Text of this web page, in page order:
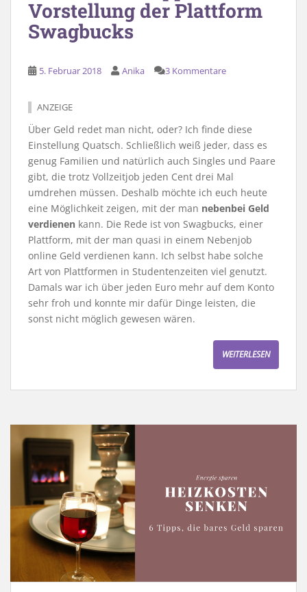
Vorstellung der Plattform
Swagbucks
5. Februar 2018 Anika 3 Kommentare
ANZEIGE
Über Geld redet man nicht, oder? Ich finde diese
Einstellung Quatsch. Schließlich weiß jeder, dass es
genug Familien und natürlich auch Singles und Paare
gibt, die trotz Vollzeitjob jeden Cent drei Mal
umdrehen müssen. Deshalb möchte ich euch heute
eine Möglichkeit zeigen, mit der man nebenbei Geld
verdienen kann. Die Rede ist von Swagbucks, einer
Plattform, mit der man quasi in einem Nebenjob
online Geld verdienen kann. Ich selbst habe solche
Art von Plattformen in Studentenzeiten viel genutzt.
Damals war ich über jeden Euro mehr auf dem Konto
sehr froh und konnte mir dafür Dinge leisten, die
sonst nicht möglich gewesen wären.
WEITERLESEN